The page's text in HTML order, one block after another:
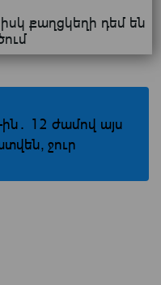
քաղցկեղի դեմ են
12 ժամով այս
ջուր